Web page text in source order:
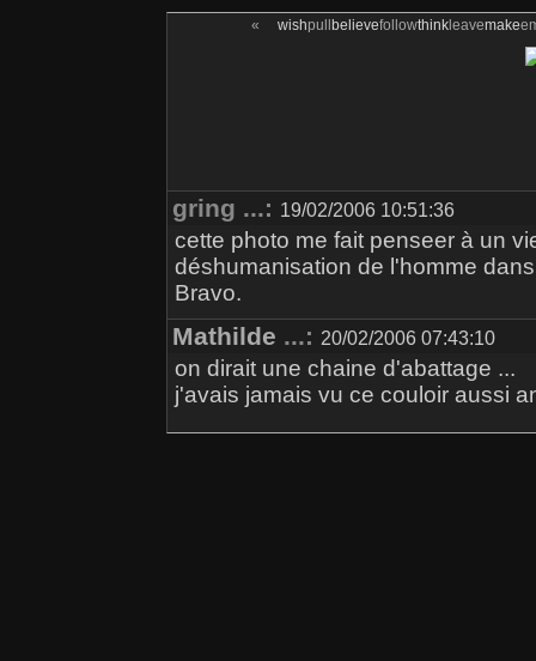
« wishpull believefollowthinkleavemake
gring ...: 19/02/2006 10:51:36
cette photo me fait penseer à un
déshumanisation de l'homme
Bravo.
Mathilde ...: 20/02/2006 07:43:10
on dirait une chaine d'abattage ...
j'avais jamais vu ce couloir aussi